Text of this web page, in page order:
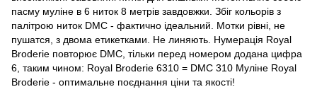
пасму муліне в 6 ниток 8 метрів завдовжки. Збіг кольорів з
палітрою ниток DMC - фактично ідеальний. Мотки рівні, не
пушатся, з двома етикетками. Не линяють. Нумерація Royal
Broderie повторює DMC, тільки перед номером додана цифра
6, таким чином: Royal Broderie 6310 = DMC 310 Муліне Royal
Broderie - оптимальне поєднання ціни та якості!